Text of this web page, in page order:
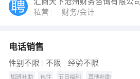
私营
财务/会计
电话销售
性别不限 不限 经验不限
加班补助 包住 节日福利 其他补助